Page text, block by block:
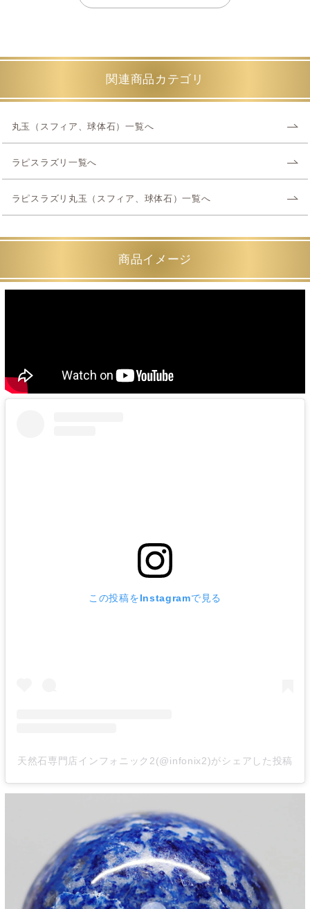
関連商品カテゴリ
丸玉（スフィア、球体石）一覧へ
ラピスラズリ一覧へ
ラピスラズリ丸玉（スフィア、球体石）一覧へ
商品イメージ
この投稿をInstagramで見る
天然石専門店インフォニック2(@infonix2)がシェアした投稿